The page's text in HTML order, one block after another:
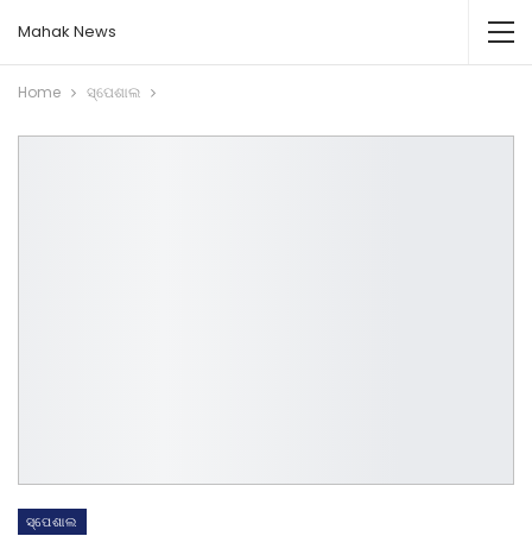
Mahak News
Home ସ୍ପେଶାଲ
ସ୍ପେଶାଲ